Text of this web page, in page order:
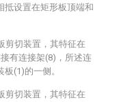
抵设置在矩形板顶端和
剪切装置，其特征在
有连接架(8)，所述连
(1)的一侧。
剪切装置，其特征在